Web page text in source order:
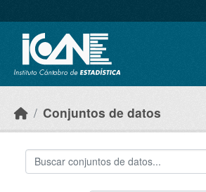
Conjuntos de datos